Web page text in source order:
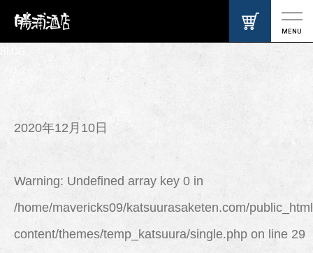
MENU
BLOG
2020年12月10日
Warning: Undefined array key 0 in
/home/mavericks09/katsuurasaketen.com/
content/themes/temp_katsuura/single.php on line 29